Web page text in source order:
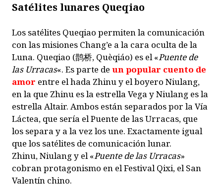
Satélites lunares Queqiao
Los satélites Queqiao permiten la comunicación
con las misiones Chang’e a la cara oculta de la
Luna. Queqiao (鹊桥, Quèqiáo) es el «Puente de
las Urracas«. Es parte de un popular cuento de
amor entre el hada Zhinu y el boyero Niulang,
en la que Zhinu es la estrella Vega y Niulang es la
estrella Altair. Ambos están separados por la Vía
Láctea, que sería el Puente de las Urracas, que
los separa y a la vez los une. Exactamente igual
que los satélites de comunicación lunar.
Zhinu, Niulang y el «Puente de las Urracas»
cobran protagonismo en el Festival Qixi, el San
Valentín chino.